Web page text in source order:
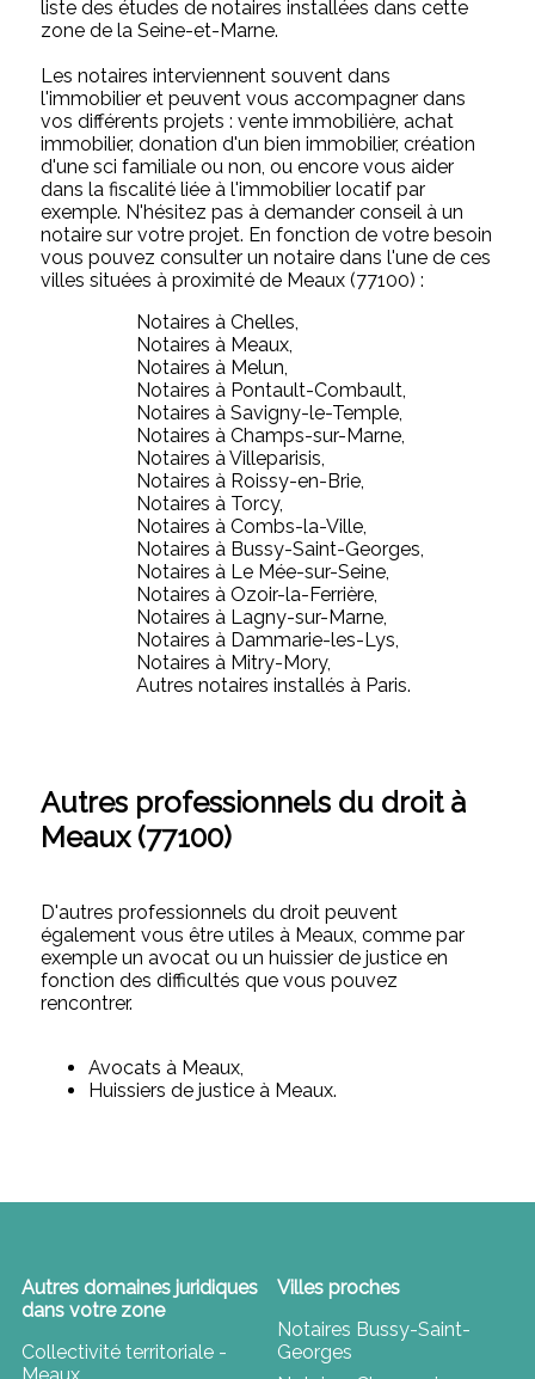
liste des études de notaires installées dans cette
zone de la Seine-et-Marne.
Les notaires interviennent souvent dans
l'immobilier et peuvent vous accompagner dans
vos différents projets : vente immobilière, achat
immobilier, donation d'un bien immobilier, création
d'une sci familiale ou non, ou encore vous aider
dans la fiscalité liée à l'immobilier locatif par
exemple. N'hésitez pas à demander conseil à un
notaire sur votre projet. En fonction de votre besoin
vous pouvez consulter un notaire dans l'une de ces
villes situées à proximité de Meaux (77100) :
Notaires à Chelles,
Notaires à Meaux,
Notaires à Melun,
Notaires à Pontault-Combault,
Notaires à Savigny-le-Temple,
Notaires à Champs-sur-Marne,
Notaires à Villeparisis,
Notaires à Roissy-en-Brie,
Notaires à Torcy,
Notaires à Combs-la-Ville,
Notaires à Bussy-Saint-Georges,
Notaires à Le Mée-sur-Seine,
Notaires à Ozoir-la-Ferrière,
Notaires à Lagny-sur-Marne,
Notaires à Dammarie-les-Lys,
Notaires à Mitry-Mory,
Autres notaires installés à Paris.
Autres professionnels du droit à
Meaux (77100)
D'autres professionnels du droit peuvent
également vous être utiles à Meaux, comme par
exemple un avocat ou un huissier de justice en
fonction des difficultés que vous pouvez
rencontrer.
Avocats à Meaux,
Huissiers de justice à Meaux.
Autres domaines juridiques
dans votre zone
Collectivité territoriale -
Meaux
Villes proches
Notaires Bussy-Saint-
Georges